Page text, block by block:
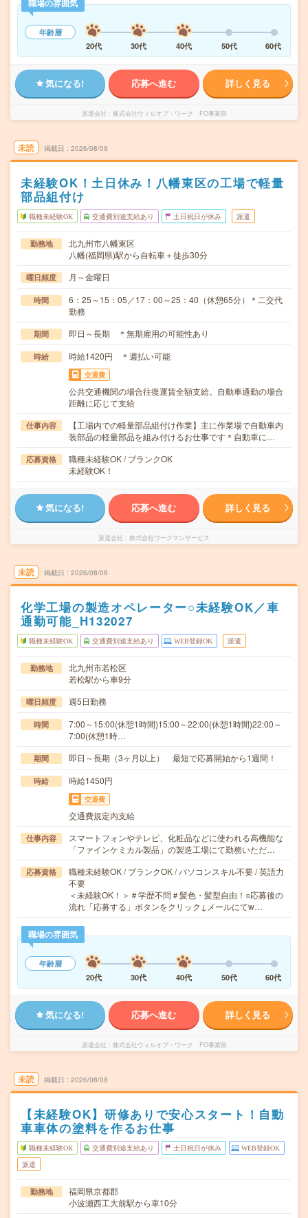
職場の雰囲気
年齢層
20代
30代 40代 50代 60代
気になる! 応募へ進む 詳しく見る
派遣会社 株式会社ウィルオブ・ワーク FO事業部
未読 掲載日 2026/08/09
未経験OK！土日休み！八幡東区の工場で軽量
部品組付け
職種未経験OK 交通費別途支給あり 土日祝日が休み 派遣
勤務地
北九州市八幡東区
八幡(福岡県)駅から自転車＋徒歩30分
曜日頻度 月～金曜日
時間
6：25～15：05／17：00～25：40（休憩65分）＊二交代
勤務
期間 即日～長期 ＊無期雇用の可能性あり
時給 時給1420円 ＊週払い可能
交通費
公共交通機関の場合往復運賃全額支給。自動車通勤の場合
距離に応じて支給
仕事内容
【工場内での軽量部品組付け作業】主に作業場で自動車内
装部品の軽量部品を組み付けるお仕事です＊自動車に…
応募資格
職種未経験OK / ブランクOK
未経験OK！
気になる! 応募へ進む 詳しく見る
派遣会社 株式会社ワークマンサービス
未読 掲載日 2026/08/08
化学工場の製造オペレーター○未経験OK／車
通勤可能_H132027
職種未経験OK 交通費別途支給あり WEB登録OK 派遣
勤務地
北九州市若松区
若松駅から車9分
曜日頻度 週5日勤務
時間
7:00～15:00(休憩1時間)15:00～22:00(休憩1時間)22:00～
7:00(休憩1時…
期間 即日～長期（3ヶ月以上） 最短で応募開始から1週間！
時給 時給1450円
交通費
交通費規定内支給
仕事内容
スマートフォンやテレビ、化粧品などに使われる高機能な
「ファインケミカル製品」の製造工場にて勤務いただ…
応募資格
職種未経験OK / ブランクOK / パソコンスキル不要 / 英語力
不要
＜未経験OK！＞＃学歴不問＃髪色・髪型自由！○応募後の
流れ「応募する」ボタンをクリック↓メールにてw…
職場の雰囲気
年齢層
20代
30代 40代 50代 60代
気になる! 応募へ進む 詳しく見る
派遣会社 株式会社ウィルオブ・ワーク FO事業部
未読 掲載日 2026/08/08
【未経験OK】研修ありで安心スタート！自動
車車体の塗料を作るお仕事
職種未経験OK 交通費別途支給あり 土日祝日が休み WEB登録OK
派遣
勤務地
福岡県京都郡
小波瀬西工大前駅から車10分